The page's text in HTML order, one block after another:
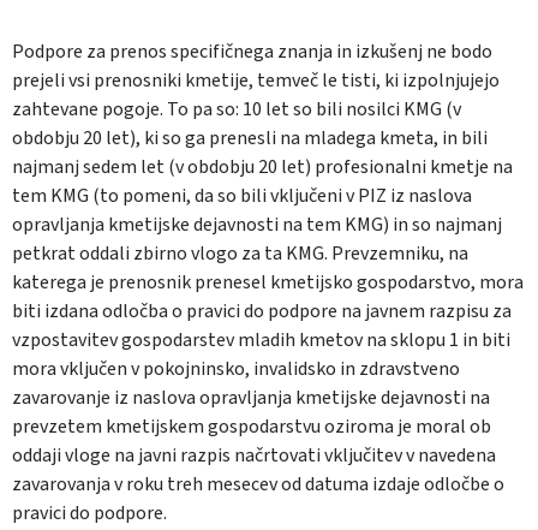
Podpore za prenos specifičnega znanja in izkušenj ne bodo
prejeli vsi prenosniki kmetije, temveč le tisti, ki izpolnjujejo
zahtevane pogoje. To pa so: 10 let so bili nosilci KMG (v
obdobju 20 let), ki so ga prenesli na mladega kmeta, in bili
najmanj sedem let (v obdobju 20 let) profesionalni kmetje na
tem KMG (to pomeni, da so bili vključeni v PIZ iz naslova
opravljanja kmetijske dejavnosti na tem KMG) in so najmanj
petkrat oddali zbirno vlogo za ta KMG. Prevzemniku, na
katerega je prenosnik prenesel kmetijsko gospodarstvo, mora
biti izdana odločba o pravici do podpore na javnem razpisu za
vzpostavitev gospodarstev mladih kmetov na sklopu 1 in biti
mora vključen v pokojninsko, invalidsko in zdravstveno
zavarovanje iz naslova opravljanja kmetijske dejavnosti na
prevzetem kmetijskem gospodarstvu oziroma je moral ob
oddaji vloge na javni razpis načrtovati vključitev v navedena
zavarovanja v roku treh mesecev od datuma izdaje odločbe o
pravici do podpore.